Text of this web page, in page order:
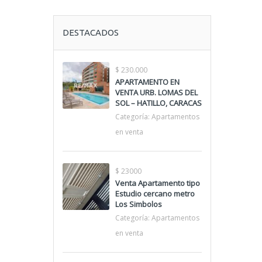
DESTACADOS
$ 230.000
APARTAMENTO EN
VENTA URB. LOMAS DEL
SOL – HATILLO, CARACAS
Categoría: Apartamentos
en venta
$ 23000
Venta Apartamento tipo
Estudio cercano metro
Los Simbolos
Categoría: Apartamentos
en venta